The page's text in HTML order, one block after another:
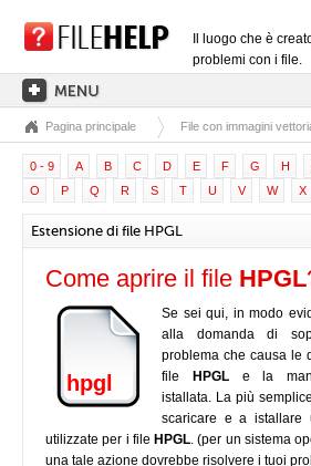
Il luogo che è
problemi con i file.
PAGINA PRINCIPALE
CATEGORIE DELLE ESTENSIONI
CATEGORIE DEI DRIVER
FILE DLL
CONVERSIONI DI FILE
SOFTWARE
Pagina principale File con immagini
0 - 9 A B C D E F G H
O
P Q R S T U V W X
Estensione di file HPGL
Come aprire il file HPGL
hpgl
Se sei qui, in modo
alla domanda di
problema che causa le
file
HPGLe la
istallata. La più
scaricare e a istallare
utilizzate per i file HPGL. (per un sistema
una tale azione dovrebbe risolvere i tuoi